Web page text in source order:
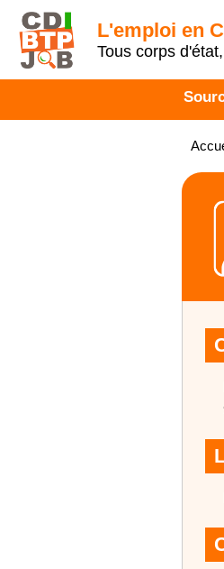
L'emploi en
Tous corps